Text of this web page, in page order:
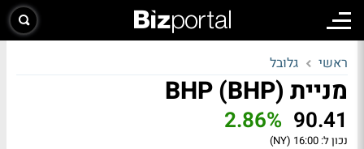
ראשי גלובל
מניית BHP (BHP)
90.41
2.86%
נכון ל: 16:00 (NY)